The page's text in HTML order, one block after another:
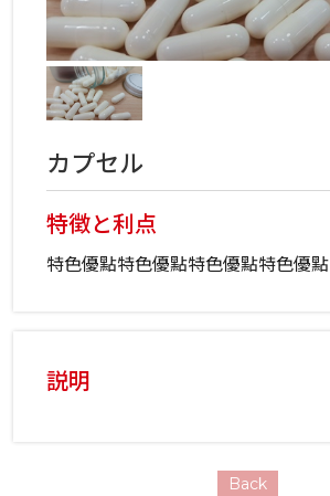
カプセル
特徴と利点
特色優點特色優點特色優點特色優點
説明
Back